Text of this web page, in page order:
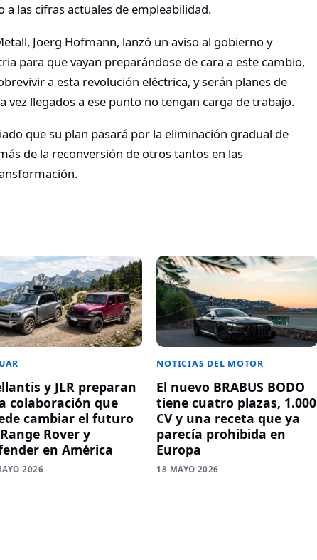
las cifras actuales de empleabilidad.
Joerg Hofmann, lanzó un aviso al gobierno y
para que vayan preparándose de cara a este cambio,
a esta revolución eléctrica, y serán planes de
vez llegados a ese punto no tengan carga de trabajo.
que su plan pasará por la eliminación gradual de
de la reconversión de otros tantos en las
y JLR preparan
colaboración que
cambiar el futuro
Rover y
en América
2026
NOTICIAS DEL MOTOR
El nuevo BRABUS BODO
tiene cuatro plazas, 1.000
CV y una receta que ya
parecía prohibida en
Europa
18 MAYO 2026